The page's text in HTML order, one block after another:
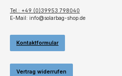
Tel.: +49 (0)39953 798040
E-Mail: info@solarbag-shop.de
Kontaktformular
Vertrag widerrufen